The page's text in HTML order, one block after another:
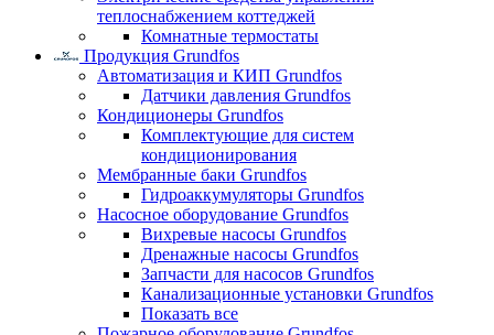
теплоснабжением коттеджей
Комнатные термостаты
Продукция Grundfos
Автоматизация и КИП Grundfos
Датчики давления Grundfos
Кондиционеры Grundfos
Комплектующие для систем
кондиционирования
Мембранные баки Grundfos
Гидроаккумуляторы Grundfos
Насосное оборудование Grundfos
Вихревые насосы Grundfos
Дренажные насосы Grundfos
Запчасти для насосов Grundfos
Канализационные установки Grundfos
Показать все